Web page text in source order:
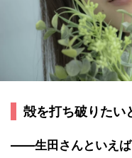
殻を打ち破りたい
――生田さんといえば